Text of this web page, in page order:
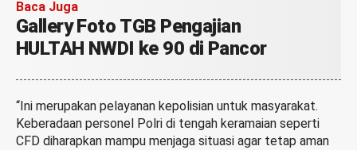
Baca Juga
Gallery Foto TGB Pengajian
HULTAH NWDI ke 90 di Pancor
“Ini merupakan pelayanan kepolisian untuk masyarakat.
Keberadaan personel Polri di tengah keramaian seperti
CFD diharapkan mampu menjaga situasi agar tetap aman